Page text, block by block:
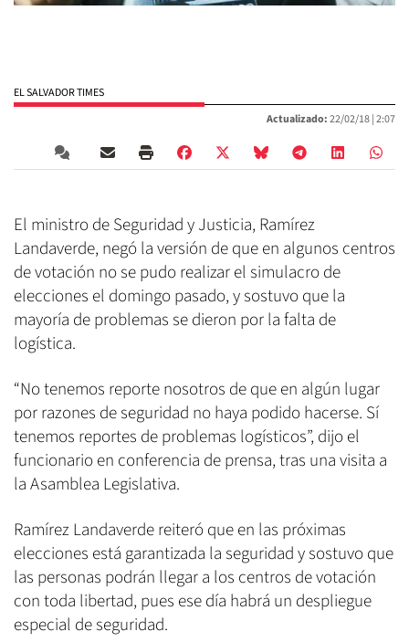
EL SALVADOR TIMES
Actualizado:22/02/18 |2:07
El ministro de Seguridad y Justicia, Ramírez
Landaverde, negó la versión de que en algunos centros
de votación no se pudo realizar el simulacro de
elecciones el domingo pasado, y sostuvo que la
mayoría de problemas se dieron por la falta de
logística.
“No tenemos reporte nosotros de que en algún lugar
por razones de seguridad no haya podido hacerse. Sí
tenemos reportes de problemas logísticos”, dijo el
funcionario en conferencia de prensa, tras una visita a
la Asamblea Legislativa.
Ramírez Landaverde reiteró que en las próximas
elecciones está garantizada la seguridad y sostuvo que
las personas podrán llegar a los centros de votación
con toda libertad, pues ese día habrá un despliegue
especial de seguridad.